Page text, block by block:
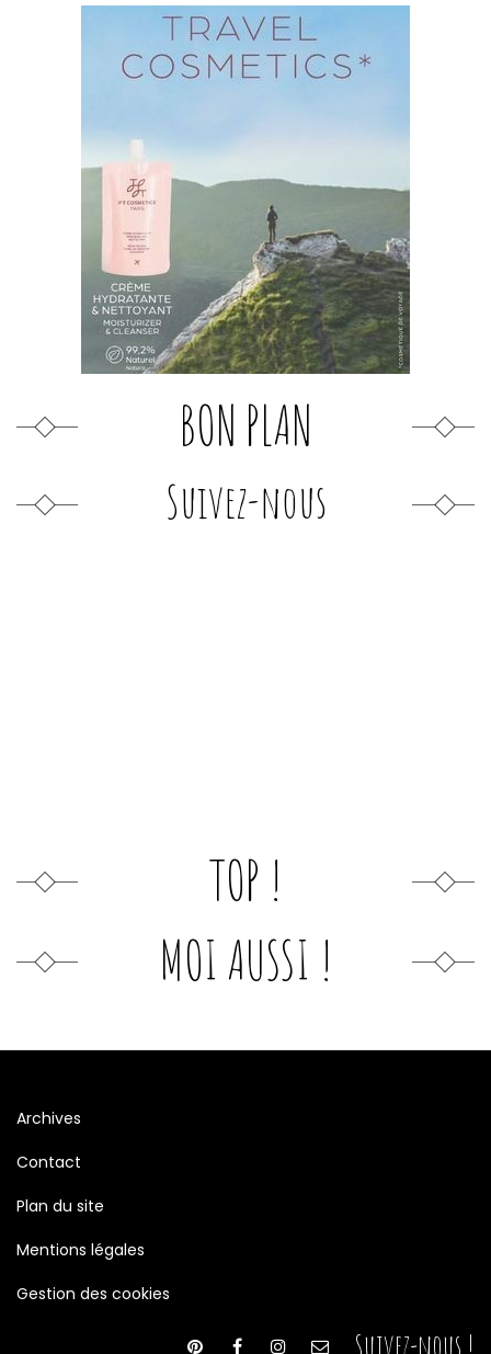
BON PLAN
Suivez-nous
TOP !
MOI AUSSI !
Archives
Contact
Plan du site
Mentions légales
Gestion des cookies
Suivez-nous !